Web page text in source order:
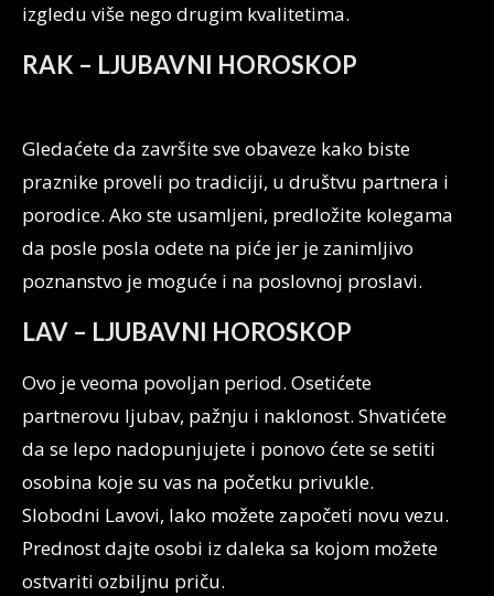
izgledu više nego drugim kvalitetima.
RAK – LJUBAVNI HOROSKOP
Gledaćete da završite sve obaveze kako biste
praznike proveli po tradiciji, u društvu partnera i
porodice. Ako ste usamljeni, predložite kolegama
da posle posla odete na piće jer je zanimljivo
poznanstvo je moguće i na poslovnoj proslavi.
LAV – LJUBAVNI HOROSKOP
Ovo je veoma povoljan period. Osetićete
partnerovu ljubav, pažnju i naklonost. Shvatićete
da se lepo nadopunjujete i ponovo ćete se setiti
osobina koje su vas na početku privukle.
Slobodni Lavovi, lako možete započeti novu vezu.
Prednost dajte osobi iz daleka sa kojom možete
ostvariti ozbiljnu priču.